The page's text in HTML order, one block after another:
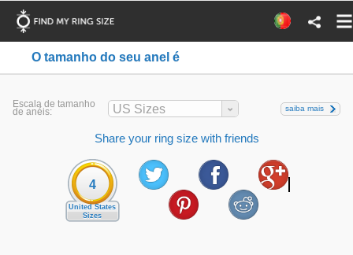
O tamanho do seu anel é
Escala de tamanho
de anéis: US Sizes saiba mais
Share your ring size with friends
4
United States
Sizes